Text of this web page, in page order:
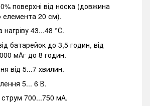
поверхні від носка (довжина
елемента 20 см).
43...48 °С.
батарейок до 3,5 годин, від
мАг до 8 годин.
від 5...7 хвилин.
5... 6 В.
700...750 мА.